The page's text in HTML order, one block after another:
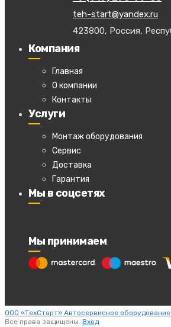
teh-start@yandex.ru
423800, Россия,
Компания
Главная
О компании
Контакты
Услуги
Монтаж оборудования
Сервис
Доставка
Гарантия
Мы в соцсетях
Мы принимаем
ООО «ТехСтарт» Автосервисное оборудование
Все права защищены. Вход